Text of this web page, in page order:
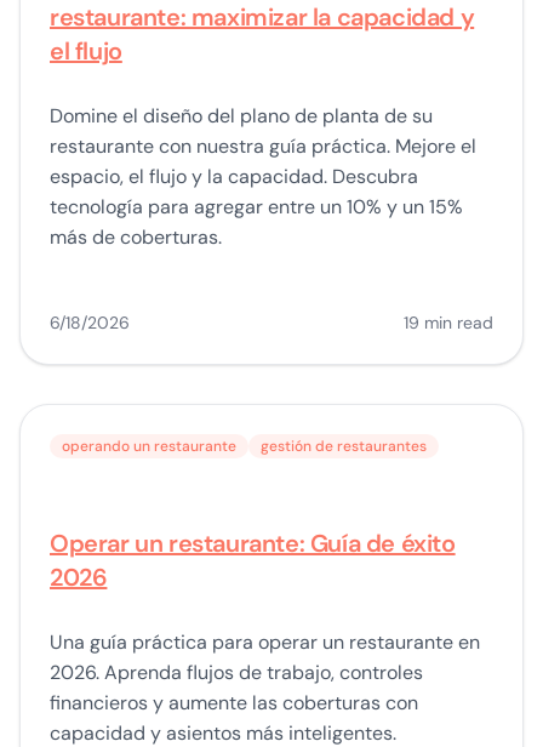
restaurante: maximizar la capacidad y
el flujo
Domine el diseño del plano de planta de su
restaurante con nuestra guía práctica. Mejore el
espacio, el flujo y la capacidad. Descubra
tecnología para agregar entre un 10% y un 15%
más de coberturas.
6/18/2026 19 min read
operando un restaurante gestión de restaurantes
Operar un restaurante: Guía de éxito
2026
Una guía práctica para operar un restaurante en
2026. Aprenda flujos de trabajo, controles
financieros y aumente las coberturas con
capacidad y asientos más inteligentes.